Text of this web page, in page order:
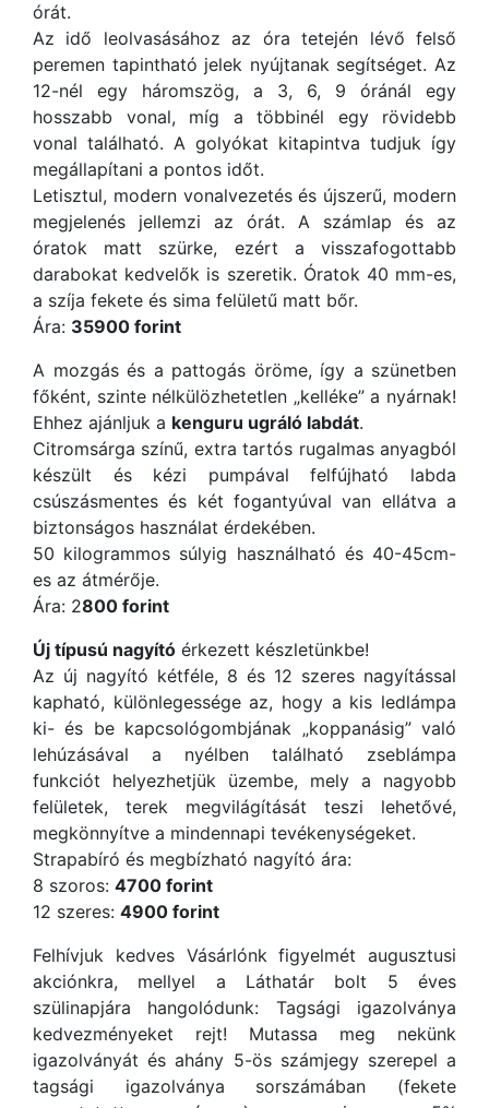
órát.
Az idő leolvasásához az óra tetején lévő felső
peremen tapintható jelek nyújtanak segítséget. Az
12-nél egy háromszög, a 3, 6, 9 óránál egy
hosszabb vonal, míg a többinél egy rövidebb
vonal található. A golyókat kitapintva tudjuk így
megállapítani a pontos időt.
Letisztul, modern vonalvezetés és újszerű, modern
megjelenés jellemzi az órát. A számlap és az
óratok matt szürke, ezért a visszafogottabb
darabokat kedvelők is szeretik. Óratok 40 mm-es,
a szíja fekete és sima felületű matt bőr.
Ára: 35900 forint
A mozgás és a pattogás öröme, így a szünetben
főként, szinte nélkülözhetetlen „kelléke” a nyárnak!
Ehhez ajánljuk a kenguru ugráló labdát.
Citromsárga színű, extra tartós rugalmas anyagból
készült és kézi pumpával felfújható labda
csúszásmentes és két fogantyúval van ellátva a
biztonságos használat érdekében.
50 kilogrammos súlyig használható és 40-45cm-
es az átmérője.
Ára: 2800 forint
Új típusú nagyító érkezett készletünkbe!
Az új nagyító kétféle, 8 és 12 szeres nagyítással
kapható, különlegessége az, hogy a kis ledlámpa
ki- és be kapcsológombjának „koppanásig” való
lehúzásával a nyélben található zseblámpa
funkciót helyezhetjük üzembe, mely a nagyobb
felületek, terek megvilágítását teszi lehetővé,
megkönnyítve a mindennapi tevékenységeket.
Strapabíró és megbízható nagyító ára:
8 szoros: 4700 forint
12 szeres: 4900 forint
Felhívjuk kedves Vásárlónk figyelmét augusztusi
akciónkra, mellyel a Láthatár bolt 5 éves
szülinapjára hangolódunk: Tagsági igazolványa
kedvezményeket rejt! Mutassa meg nekünk
igazolványát és ahány 5-ös számjegy szerepel a
tagsági igazolványa sorszámában (fekete